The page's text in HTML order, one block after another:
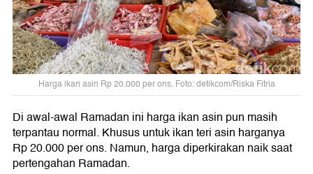
Harga ikan asin Rp 20.000 per ons. Foto: detikcom/Riska Fitria
Di awal-awal Ramadan ini harga ikan asin pun masih
terpantau normal. Khusus untuk ikan teri asin harganya
Rp 20.000 per ons. Namun, harga diperkirakan naik saat
pertengahan Ramadan.